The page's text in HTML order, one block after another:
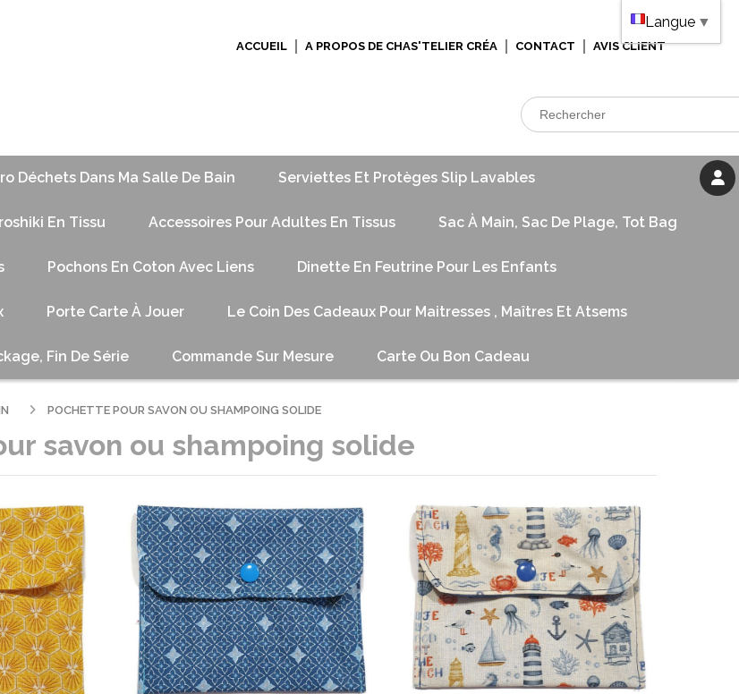
ACCUEIL A PROPOS DE CHAS'TELIER CRÉA CONTACT AVIS CLIENT
Déchets Dans Ma Salle De Bain Serviettes Et Protèges Slip Lavables
En Tissu Accessoires Pour Adultes En Tissus Sac À Main, Sac De Plage, Tot Bag
Pochons En Coton Avec Liens Dinette En Feutrine Pour Les Enfants
Porte Carte À Jouer Le Coin Des Cadeaux Pour Maitresses , Maîtres Et Atsems
Fin De Série Commande Sur Mesure Carte Ou Bon Cadeau
POCHETTE POUR SAVON OU SHAMPOING SOLIDE
savon ou shampoing solide
Langue ▼